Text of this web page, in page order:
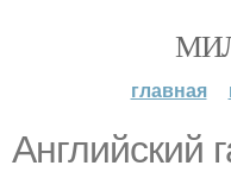
главная
Английский